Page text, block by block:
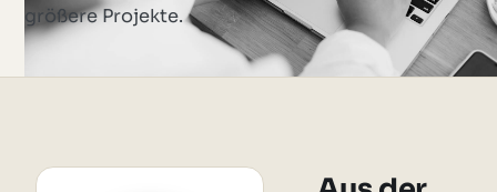
größere Projekte.